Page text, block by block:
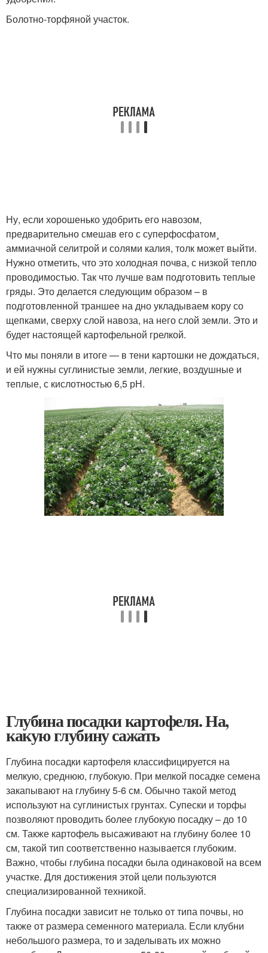
Болотно-торфяной участок.
Ну, если хорошенько удобрить его навозом,
предварительно смешав его с суперфосфатом¸
аммиачной селитрой и солями калия, толк может выйти.
Нужно отметить, что это холодная почва, с низкой тепло
проводимостью. Так что лучше вам подготовить теплые
гряды. Это делается следующим образом – в
подготовленной траншее на дно укладываем кору со
щепками, сверху слой навоза, на него слой земли. Это и
будет настоящей картофельной грелкой.
Что мы поняли в итоге — в тени картошки не дождаться,
и ей нужны суглинистые земли, легкие, воздушные и
теплые, с кислотностью 6,5 рН.
Глубина посадки картофеля. На,
какую глубину сажать
Глубина посадки картофеля классифицируется на
мелкую, среднюю, глубокую. При мелкой посадке семена
закапывают на глубину 5-6 см. Обычно такой метод
используют на суглинистых грунтах. Супески и торфы
позволяют проводить более глубокую посадку – до 10
см. Также картофель высаживают на глубину более 10
см, такой тип соответственно называется глубоким.
Важно, чтобы глубина посадки была одинаковой на всем
участке. Для достижения этой цели пользуются
специализированной техникой.
Глубина посадки зависит не только от типа почвы, но
также от размера семенного материала. Если клубни
небольшого размера, то и заделывать их можно